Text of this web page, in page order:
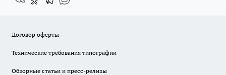
Договор оферты
Технические требования типографии
Обзорные статьи и пресс-релизы